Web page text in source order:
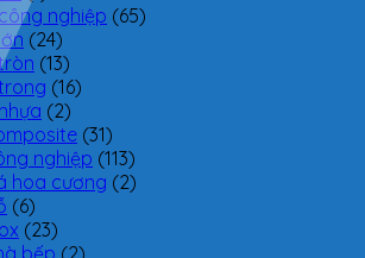
nghiệp (65)
(24)
(13)
(16)
(2)
(31)
nghiệp (113)
hoa cương (2)
(6)
(23)
bếp (2)